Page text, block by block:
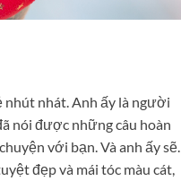
nhút nhát. Anh ấy là người
nói được những câu hoàn
với bạn. Và anh ấy sẽ.
đẹp và mái tóc màu cát,